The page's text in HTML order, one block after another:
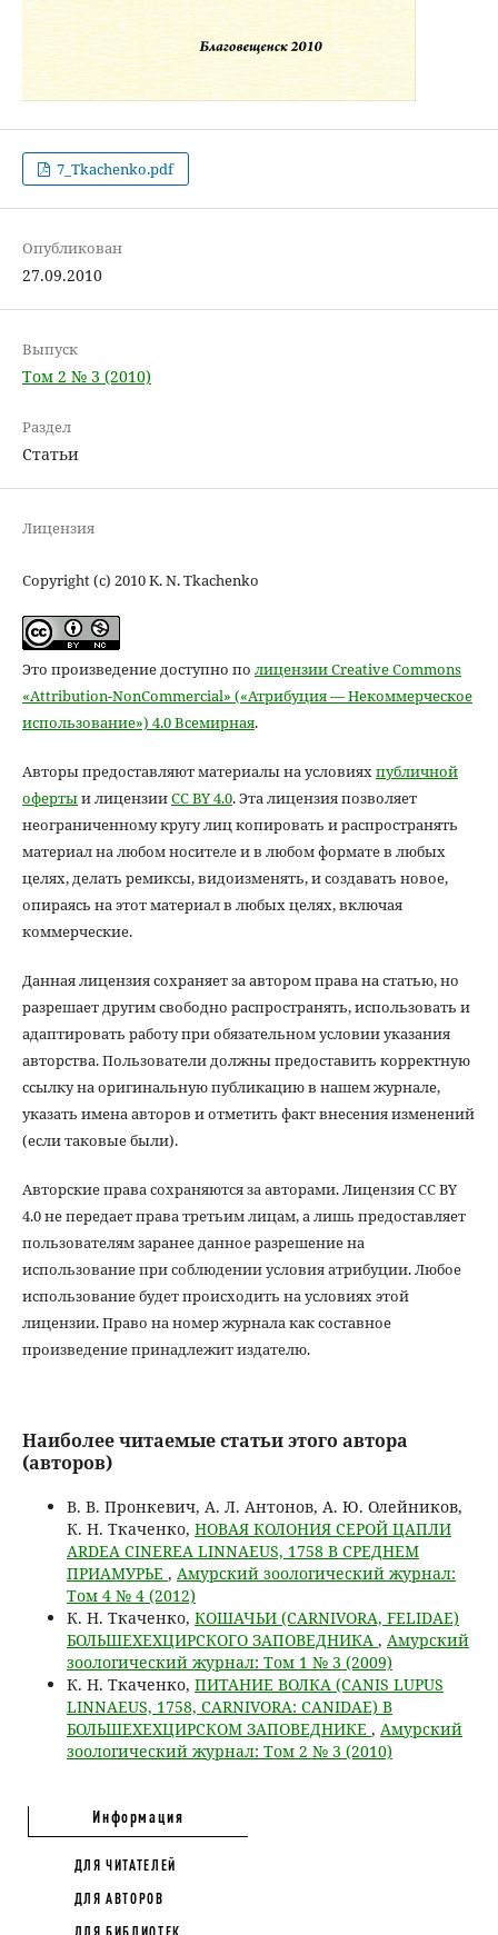
7_Tkachenko.pdf
Опубликован
27.09.2010
Выпуск
Том 2 № 3 (2010)
Раздел
Статьи
Лицензия
Copyright (c) 2010 K. N. Tkachenko
Это произведение доступно по лицензии Creative Commons
«Attribution-NonCommercial» («Атрибуция — Некоммерческое
использование») 4.0 Всемирная.
Авторы предоставляют материалы на условияхпубличной
офертыи лицензииCC BY 4.0. Эта лицензия позволяет
неограниченному кругу лиц копировать и распространять
материал на любом носителе и в любом формате в любых
целях, делать ремиксы, видоизменять, и создавать новое,
опираясь на этот материал в любых целях, включая
коммерческие.
Данная лицензия сохраняет за автором права на статью, но
разрешает другим свободно распространять, использовать и
адаптировать работу при обязательном условии указания
авторства. Пользователи должны предоставить корректную
ссылку на оригинальную публикацию в нашем журнале,
указать имена авторов и отметить факт внесения изменений
(если таковые были).
Авторские права сохраняются за авторами. Лицензия CC BY
4.0 не передает права третьим лицам, а лишь предоставляет
пользователям заранее данное разрешение на
использование при соблюдении условия атрибуции. Любое
использование будет происходить на условиях этой
лицензии. Право на номер журнала как составное
произведение принадлежит издателю.
Наиболее читаемые статьи этого автора
(авторов)
В. В. Пронкевич, А. Л. Антонов, А. Ю. Олейников,
К. Н. Ткаченко, НОВАЯ КОЛОНИЯ СЕРОЙ ЦАПЛИ
ARDEA CINEREA LINNAEUS, 1758 В СРЕДНЕМ
ПРИАМУРЬЕ , Амурский зоологический журнал:
Том 4 № 4 (2012)
К. Н. Ткаченко, КОШАЧЬИ (CARNIVORA, FELIDAE)
БОЛЬШЕХЕХЦИРСКОГО ЗАПОВЕДНИКА , Амурский
зоологический журнал: Том 1 № 3 (2009)
К. Н. Ткаченко, ПИТАНИЕ ВОЛКА (CANIS LUPUS
LINNAEUS, 1758, CARNIVORA: CANIDAE) В
БОЛЬШЕХЕХЦИРСКОМ ЗАПОВЕДНИКЕ , Амурский
зоологический журнал: Том 2 № 3 (2010)
Информация
ДЛЯ ЧИТАТЕЛЕЙ
ДЛЯ АВТОРОВ